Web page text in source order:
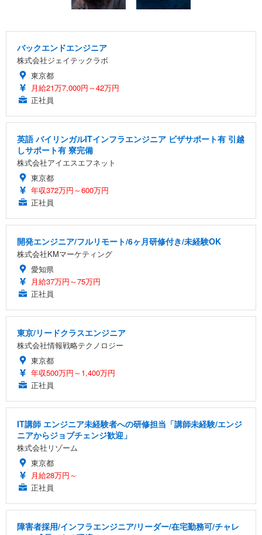
バックエンドエンジニア
株式会社ジェイテックラボ
東京都
月給21万7,000円～42万円
正社員
英語 バイリンガルITインフラエンジニア ビザサポート有 引越
しサポート有 寮完備
株式会社アイエスエフネット
東京都
年収372万円～600万円
正社員
開発エンジニア/フルリモート/6ヶ月研修付き/未経験OK
株式会社KMマーケティング
愛知県
月給37万円～75万円
正社員
東京/リードクラスエンジニア
株式会社情報戦略テクノロジー
東京都
年収500万円～1,400万円
正社員
IT講師 エンジニア未経験者への研修担当「講師未経験/エンジ
ニアからジョブチェンジ歓迎」
株式会社リゾーム
東京都
月給28万円～
正社員
障害者採用/インフラエンジニア/リーダー/在宅勤務可/チャレ